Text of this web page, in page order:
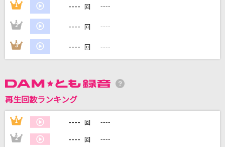
カラオケをもっと楽しもう！
自宅でカラオケ歌い放題！
1 ---- 回 ----
2 ---- 回 ----
3 ---- 回 ----
再生回数ランキング
1 ---- 回 ----
2 ---- 回 ----